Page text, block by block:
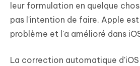
leur formulation en quelque
pas l'intention de faire. Apple
problème et l'a amélioré dans
La correction automatique